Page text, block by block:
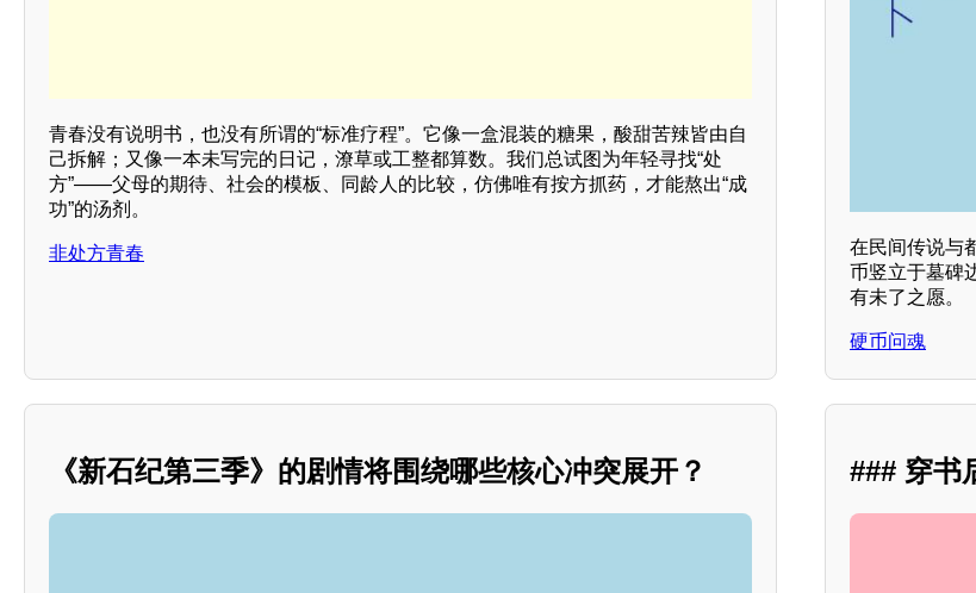
青春没有说明书，也没有所谓的“标准疗程”。它像一盒混装的糖果，酸甜苦辣皆由自
己拆解；又像一本未写完的日记，潦草或工整都算数。我们总试图为年轻寻找“处
方”——父母的期待、社会的模板、同龄人的比较，仿佛唯有按方抓药，才能熬出“成
功”的汤剂。
非处方青春
在民间传说与
币竖立于墓碑
有未了之愿。
硬币问魂
《新石纪第三季》的剧情将围绕哪些核心冲突展开？ ### 穿书